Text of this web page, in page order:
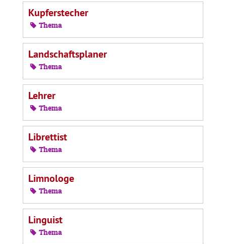
Kupferstecher
Thema
Landschaftsplaner
Thema
Lehrer
Thema
Librettist
Thema
Limnologe
Thema
Linguist
Thema